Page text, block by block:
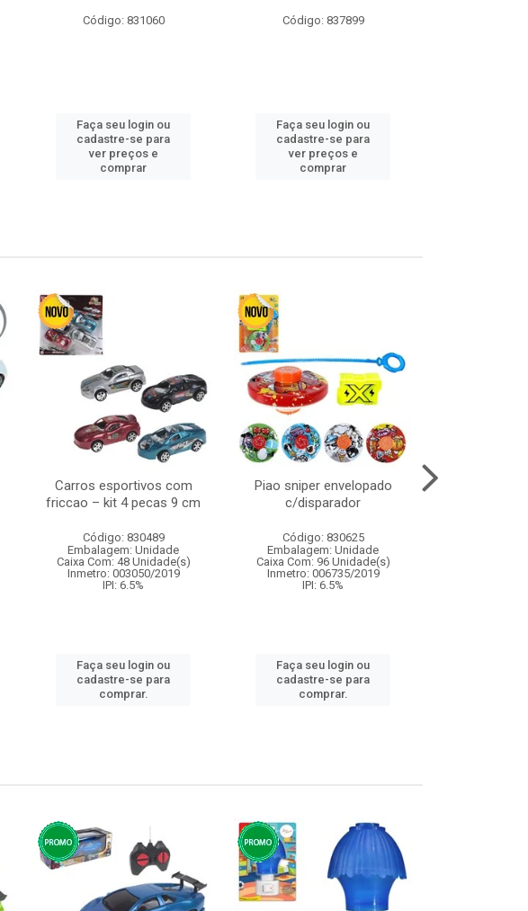
Código: 831060
Faça seu login ou
cadastre-se para
ver preços e
comprar
Código: 837899
Faça seu login ou
cadastre-se para
ver preços e
comprar
Carros esportivos com
friccao – kit 4 pecas 9 cm
Código: 830489
Embalagem: Unidade
Caixa Com: 48 Unidade(s)
Inmetro: 003050/2019
IPI: 6.5%
Faça seu login ou
cadastre-se para
comprar.
Piao sniper envelopado
c/disparador
Código: 830625
Embalagem: Unidade
Caixa Com: 96 Unidade(s)
Inmetro: 006735/2019
IPI: 6.5%
Faça seu login ou
cadastre-se para
comprar.